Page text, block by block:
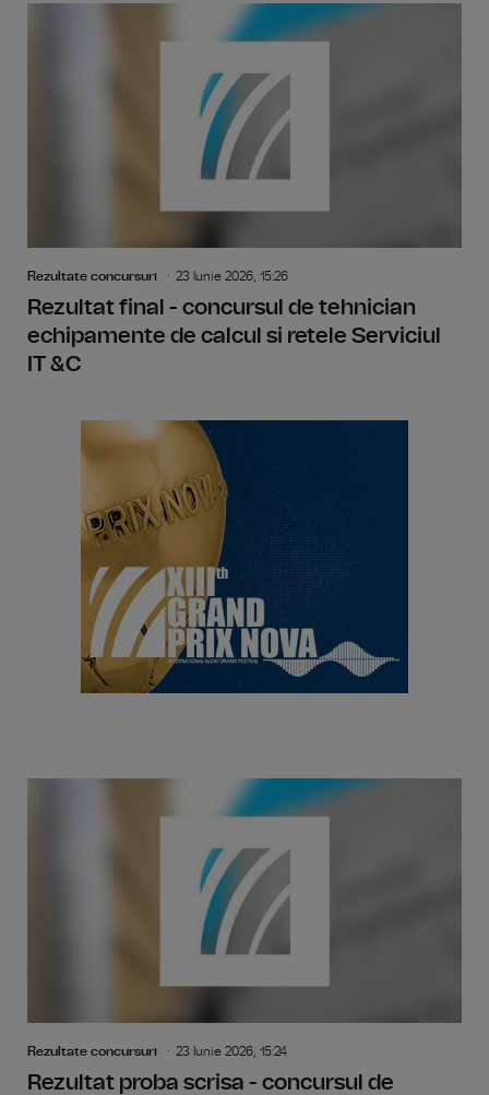
Rezultate concursuri 23 Iunie 2026, 15:26
Rezultat final - concursul de tehnician
echipamente de calcul si retele Serviciul
IT &C
Rezultate concursuri 23 Iunie 2026, 15:24
Rezultat proba scrisa - concursul de